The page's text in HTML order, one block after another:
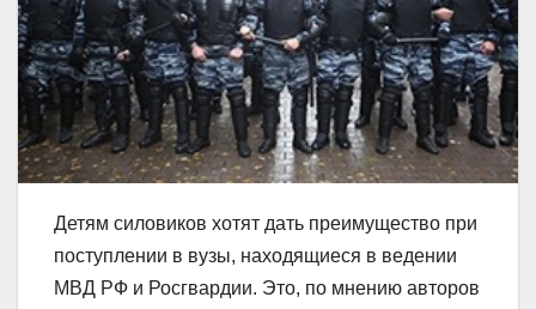
Детям силовиков хотят дать преимущество при
поступлении в вузы, находящиеся в ведении
МВД РФ и Росгвардии. Это, по мнению авторов